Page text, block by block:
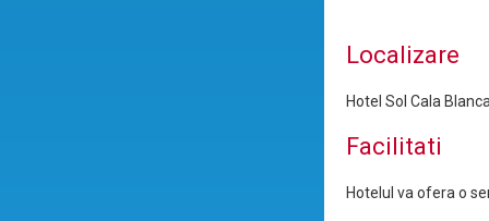
Localizare
Hotel Sol Cala
Facilitati
Hotelul va ofera o